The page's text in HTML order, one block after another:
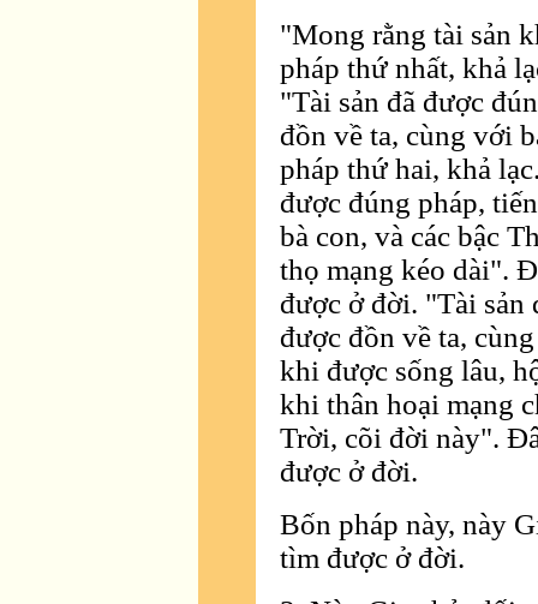
"Mong rằng tài sản
pháp thứ nhất, khả
"Tài sản đã được
đồn về ta, cùng với
pháp thứ hai, khả
được đúng pháp,
bà con, và các bậc
thọ mạng kéo dài".
được ở đời. "Tài sản
được đồn về ta,
khi được sống lâu,
khi thân hoại mạng
Trời, cõi đời này".
được ở đời.
Bốn pháp này, này
tìm được ở đời.